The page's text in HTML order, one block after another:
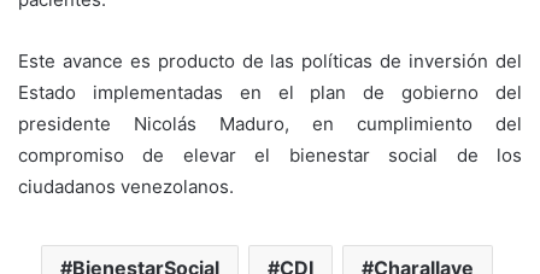
Este avance es producto de las políticas de inversión del
Estado implementadas en el plan de gobierno del
presidente Nicolás Maduro, en cumplimiento del
compromiso de elevar el bienestar social de los
ciudadanos venezolanos.
BienestarSocial CDI Charallave